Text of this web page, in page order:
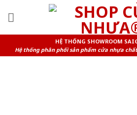
HỆ THỐNG SHOWROOM
Hệ thống phân phối sản phẩm cửa nhựa